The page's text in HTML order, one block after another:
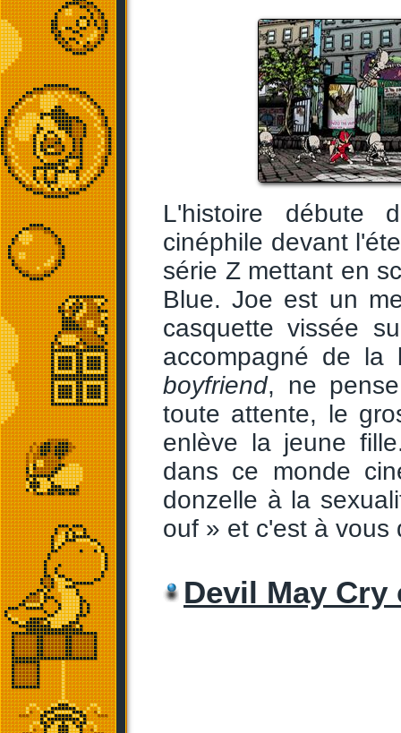
L'histoire débute
cinéphile devant
série Z mettant en
Blue. Joe est un
casquette vissée
accompagné de la
boyfriend, ne
toute attente, le
enlève la jeune
dans ce monde
donzelle à la
ouf » et c'est à vous
Devil May Cry